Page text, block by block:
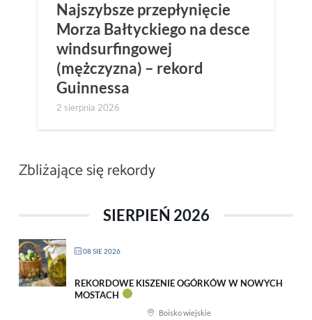
Najszybsze przepłynięcie
Morza Bałtyckiego na desce
windsurfingowej
(mężczyzna) – rekord
Guinnessa
2 sierpnia 2026
Zbliżające się rekordy
SIERPIEŃ 2026
08 SIE 2026
REKORDOWE KISZENIE OGÓRKÓW W NOWYCH
MOSTACH
Boisko wiejskie